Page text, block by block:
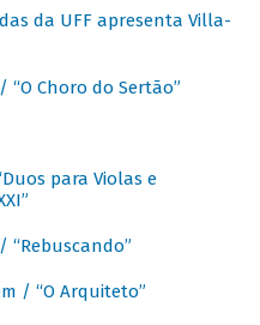
da UFF apresenta Villa-
Choro do Sertão”
para Violas e
“Rebuscando”
/ “O Arquiteto”